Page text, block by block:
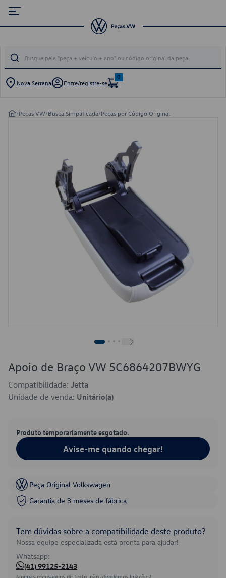
Nova Serrana Entre/registre-se
0
/Peças VW/Busca Simplificada/Peças por Código Original
Apoio de Braço VW 5C6864207BWYG
Compatibilidade: Jetta
Unidade de venda: Unitário(a)
Produto temporariamente esgotado.
Avise-me quando chegar!
Peça Original Volkswagen
Garantia de 3 meses de fábrica
Tem dúvidas sobre a compatibilidade deste produto?
Nossa equipe especializada está pronta para ajudar!
Whatsapp:
(41) 99125-2143
(apenas mensagens de texto, não atendemos ligações)